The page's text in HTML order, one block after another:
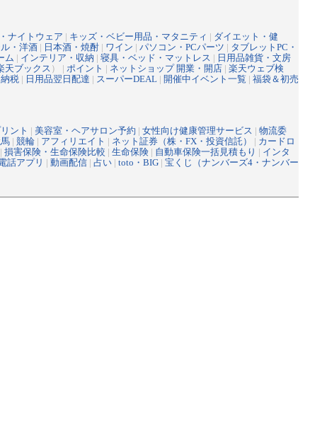
ナイトウェア | キッズ・ベビー用品・マタニティ | ダイエット・健
・洋酒 | 日本酒・焼酎 | ワイン | パソコン・PCパーツ | タブレットPC・
ム | インテリア・収納 | 寝具・ベッド・マットレス | 日用品雑貨・文房
天ブックス） | ポイント | ネットショップ 開業・開店 | 楽天ウェブ検
税 | 日用品翌日配達 | スーパーDEAL | 開催中イベント一覧 | 福袋＆初売
ント | 美容室・ヘアサロン予約 | 女性向け健康管理サービス | 物流委
| 競輪 | アフィリエイト | ネット証券（株・FX・投資信託） | カードロ
| 損害保険・生命保険比較 | 生命保険 | 自動車保険一括見積もり | インタ
話アプリ | 動画配信 | 占い | toto・BIG | 宝くじ（ナンバーズ4・ナンバー